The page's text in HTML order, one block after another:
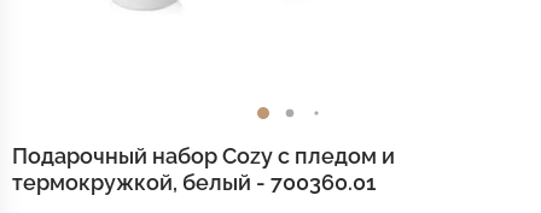
Подарочный набор Cozy с пледом и
термокружкой, белый - 700360.01